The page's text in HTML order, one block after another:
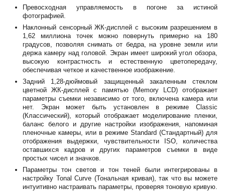
Превосходная управляемость в погоне за истиной
фотографией.
Наклонный сенсорный ЖК-дисплей с высоким разрешением в
1,62 миллиона точек можно повернуть примерно на 180
градусов, позволяя снимать от бедра, на уровне земли или
держа камеру над головой. Экран имеет широкий угол обзора,
высокую контрастность и естественную цветопередачу,
обеспечивая четкое и качественное изображение.
Задний 1,28-дюймовый защищенный закаленным стеклом
цветной ЖК-дисплей с памятью (Memory LCD) отображает
параметры съемки независимо от того, включена камера или
нет. Экран может быть установлен в режиме Classic
(Классический), который отображает моделирование пленки,
баланс белого и другие настройки изображения, напоминая
пленочные камеры, или в режиме Standard (Стандартный) для
отображения выдержки, чувствительности ISO, количества
оставшихся кадров и других параметров съемки в виде
простых чисел и значков.
Параметры тон светов и тон теней были интегрированы в
настройку Tonal Curve (Тональная кривая), так что вы можете
интуитивно настраивать параметры, проверяя тоновую кривую.